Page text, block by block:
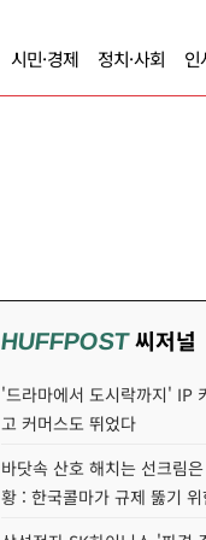
시민·경제 정치·사회 인
HUFFPOST씨저널
'드라마에서 도시락까지' IP
고 커머스도 뛰었다
바닷속 산호 해치는 선크림
황 : 한국콜마가 규제 뚫기